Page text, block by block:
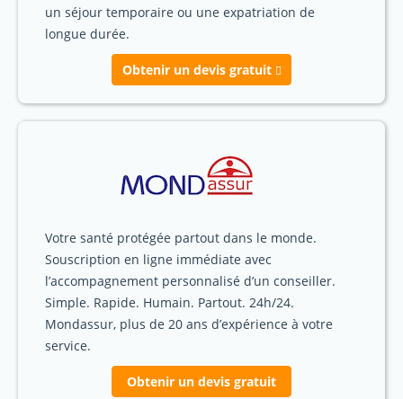
un séjour temporaire ou une expatriation de
longue durée.
Obtenir un devis gratuit
Votre santé protégée partout dans le monde.
Souscription en ligne immédiate avec
l’accompagnement personnalisé d’un conseiller.
Simple. Rapide. Humain. Partout. 24h/24.
Mondassur, plus de 20 ans d’expérience à votre
service.
Obtenir un devis gratuit